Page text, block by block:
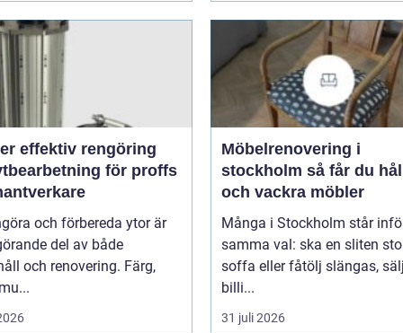
för proffs
och förbereda ytor är
del av både
och renovering. Färg,
Möbelrenovering i
stockholm så får du hållbara
och vackra möbler
Många i Stockholm står
samma val: ska en sliten
soffa eller fåtölj slängas,
billi...
31 juli 2026